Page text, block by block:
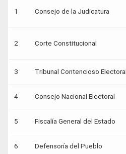
1 Consejo de la Judicatura
2 Corte Constitucional
3 Tribunal Contencioso Electoral
4 Consejo Nacional Electoral
5 Fiscalía General del Estado
6 Defensoría del Pueblo